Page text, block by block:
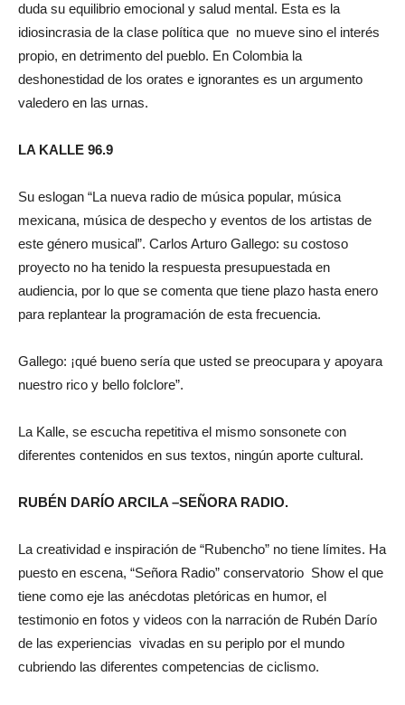
duda su equilibrio emocional y salud mental. Esta es la
idiosincrasia de la clase política que no mueve sino el interés
propio, en detrimento del pueblo. En Colombia la
deshonestidad de los orates e ignorantes es un argumento
valedero en las urnas.
LA KALLE 96.9
Su eslogan “La nueva radio de música popular, música
mexicana, música de despecho y eventos de los artistas de
este género musical”. Carlos Arturo Gallego: su costoso
proyecto no ha tenido la respuesta presupuestada en
audiencia, por lo que se comenta que tiene plazo hasta enero
para replantear la programación de esta frecuencia.
Gallego: ¡qué bueno sería que usted se preocupara y apoyara
nuestro rico y bello folclore”.
La Kalle, se escucha repetitiva el mismo sonsonete con
diferentes contenidos en sus textos, ningún aporte cultural.
RUBÉN DARÍO ARCILA –SEÑORA RADIO.
La creatividad e inspiración de “Rubencho” no tiene límites. Ha
puesto en escena, “Señora Radio” conservatorio Show el que
tiene como eje las anécdotas pletóricas en humor, el
testimonio en fotos y videos con la narración de Rubén Darío
de las experiencias vivadas en su periplo por el mundo
cubriendo las diferentes competencias de ciclismo.